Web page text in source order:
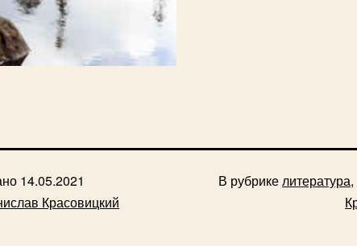
14.05.2021
Красовицкий
В рубрикелитература,